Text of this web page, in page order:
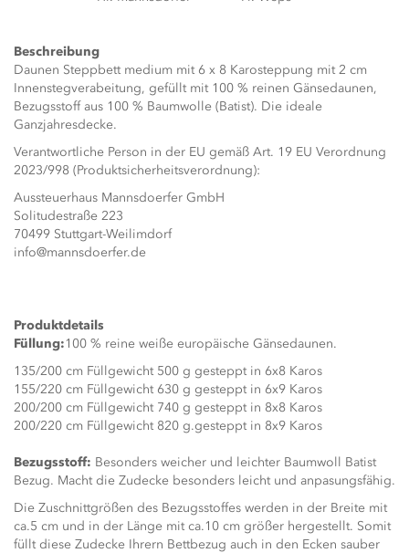
Beschreibung
Daunen Steppbett medium mit 6 x 8 Karosteppung mit 2 cm
Innenstegverabeitung, gefüllt mit 100 % reinen Gänsedaunen,
Bezugsstoff aus 100 % Baumwolle (Batist). Die ideale
Ganzjahresdecke.
Verantwortliche Person in der EU gemäß Art. 19 EU Verordnung
2023/998 (Produktsicherheitsverordnung):
Aussteuerhaus Mannsdoerfer GmbH
Solitudestraße 223
70499 Stuttgart-Weilimdorf
info@mannsdoerfer.de
Produktdetails
Füllung:100 % reine weiße europäische Gänsedaunen.
135/200 cm Füllgewicht 500 g gesteppt in 6x8 Karos
155/220 cm Füllgewicht 630 g gesteppt in 6x9 Karos
200/200 cm Füllgewicht 740 g gesteppt in 8x8 Karos
200/220 cm Füllgewicht 820 g.gesteppt in 8x9 Karos
Bezugsstoff: Besonders weicher und leichter Baumwoll Batist
Bezug. Macht die Zudecke besonders leicht und anpasungsfähig.
Die Zuschnittgrößen des Bezugsstoffes werden in der Breite mit
ca.5 cm und in der Länge mit ca.10 cm größer hergestellt. Somit
füllt diese Zudecke Ihrern Bettbezug auch in den Ecken sauber